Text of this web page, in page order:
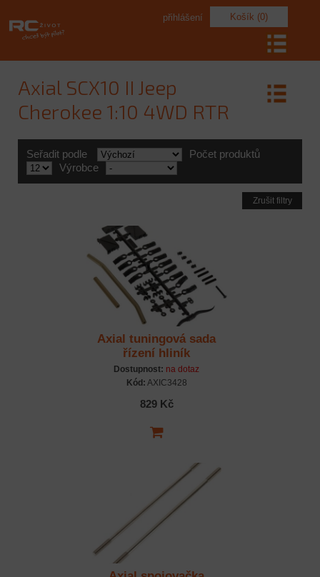
Košík (0)
přihlášení
Axial SCX10 II Jeep
Cherokee 1:10 4WD RTR
Seřadit podle
Počet produktů
Výrobce
Zrušit filtry
Axial tuningová sada
řízení hliník
Dostupnost: na dotaz
Kód: AXIC3428
829 Kč